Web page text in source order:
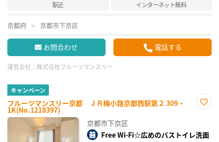
駅近
インターネット無料
京都府 京都市下京区
お問合わせ 電話する
運営会社： 株式会社フルーツマンスリー
キャンペーン
フルーツマンスリー京都 ＪＲ梅小路京都西駅第２ 309・
1K(No.1218397)
録
京都市下京区
Free Wi-Fi☆広めのバストイレ洗面